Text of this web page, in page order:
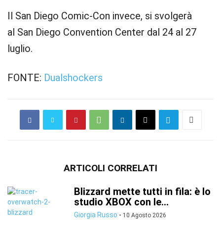
Il San Diego Comic-Con invece, si svolgerà
al San Diego Convention Center dal 24 al 27
luglio.
FONTE: Dualshockers
ARTICOLI CORRELATI
Blizzard mette tutti in fila: è lo
studio XBOX con le...
Giorgia Russo - 10 Agosto 2026